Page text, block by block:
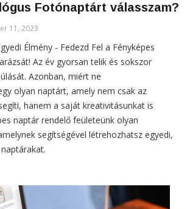
Fotónaptárt válasszam?
11, 2023
Élmény - Fedezd Fel a Fényképes
Az év gyorsan telik és sokszor
Azonban, miért ne
olyan naptárt, amely nem csak az
hanem a saját kreativitásunkat is
naptár rendelő feületeünk olyan
segítségével létrehozhatsz egyedi,